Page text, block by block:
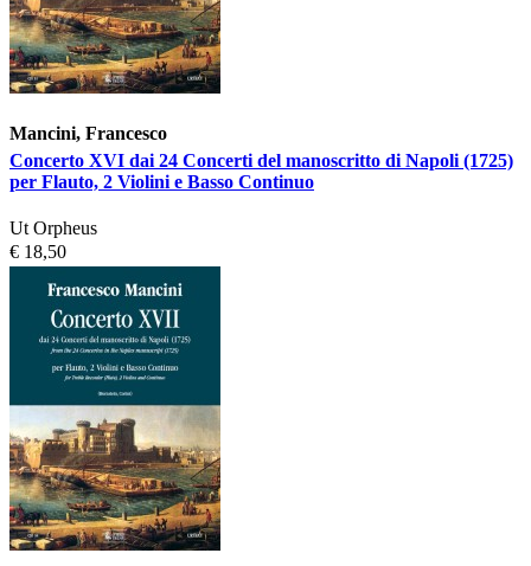
Mancini, Francesco
Concerto XVI dai 24 Concerti del manoscritto di Napoli (1725)
per Flauto, 2 Violini e Basso Continuo
Ut Orpheus
€ 18,50